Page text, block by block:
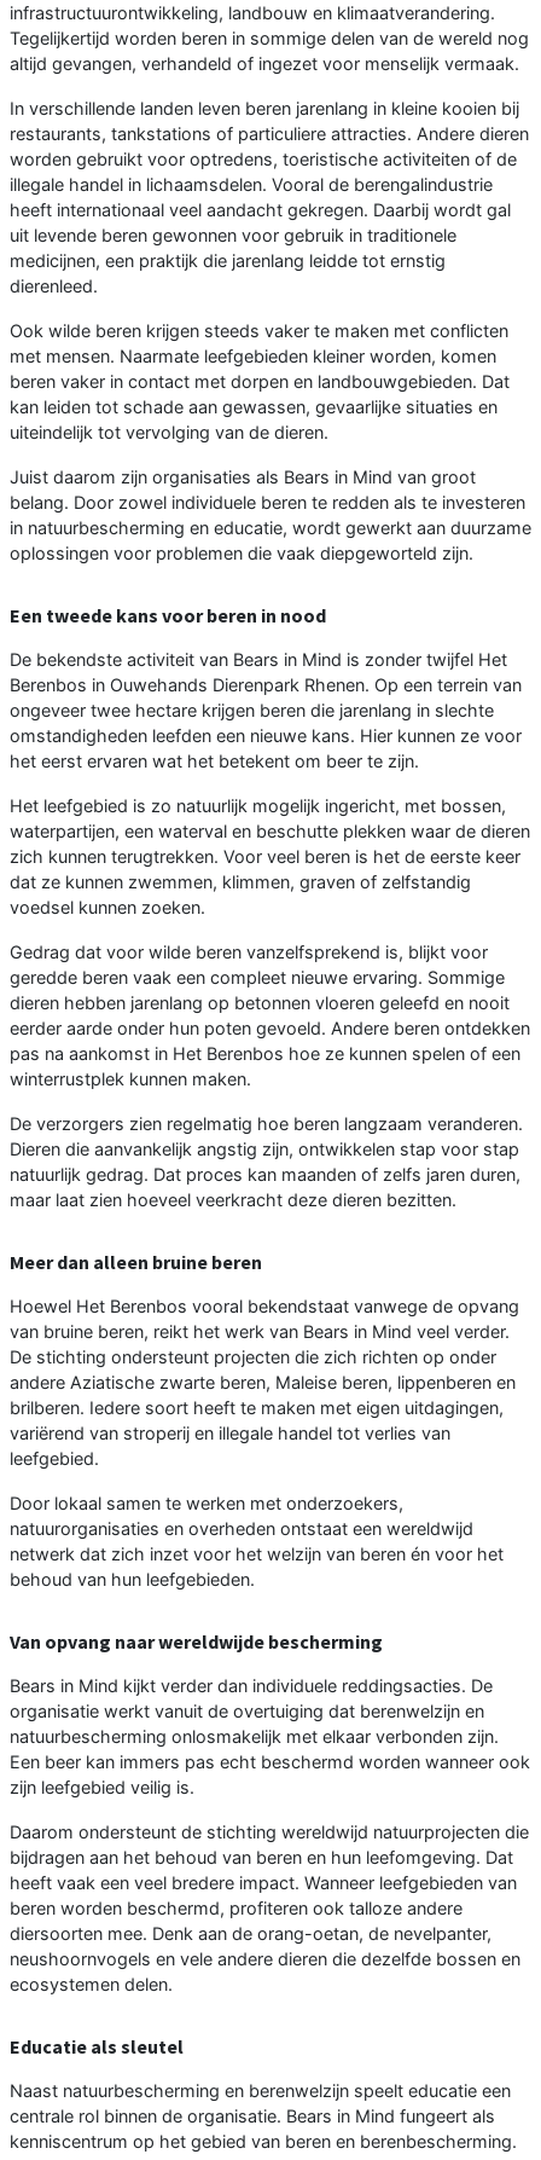
infrastructuurontwikkeling, landbouw en klimaatverandering.
Tegelijkertijd worden beren in sommige delen van de wereld nog
altijd gevangen, verhandeld of ingezet voor menselijk vermaak.
In verschillende landen leven beren jarenlang in kleine kooien bij
restaurants, tankstations of particuliere attracties. Andere dieren
worden gebruikt voor optredens, toeristische activiteiten of de
illegale handel in lichaamsdelen. Vooral de berengalindustrie
heeft internationaal veel aandacht gekregen. Daarbij wordt gal
uit levende beren gewonnen voor gebruik in traditionele
medicijnen, een praktijk die jarenlang leidde tot ernstig
dierenleed.
Ook wilde beren krijgen steeds vaker te maken met conflicten
met mensen. Naarmate leefgebieden kleiner worden, komen
beren vaker in contact met dorpen en landbouwgebieden. Dat
kan leiden tot schade aan gewassen, gevaarlijke situaties en
uiteindelijk tot vervolging van de dieren.
Juist daarom zijn organisaties als Bears in Mind van groot
belang. Door zowel individuele beren te redden als te investeren
in natuurbescherming en educatie, wordt gewerkt aan duurzame
oplossingen voor problemen die vaak diepgeworteld zijn.
Een tweede kans voor beren in nood
De bekendste activiteit van Bears in Mind is zonder twijfel Het
Berenbos in Ouwehands Dierenpark Rhenen. Op een terrein van
ongeveer twee hectare krijgen beren die jarenlang in slechte
omstandigheden leefden een nieuwe kans. Hier kunnen ze voor
het eerst ervaren wat het betekent om beer te zijn.
Het leefgebied is zo natuurlijk mogelijk ingericht, met bossen,
waterpartijen, een waterval en beschutte plekken waar de dieren
zich kunnen terugtrekken. Voor veel beren is het de eerste keer
dat ze kunnen zwemmen, klimmen, graven of zelfstandig
voedsel kunnen zoeken.
Gedrag dat voor wilde beren vanzelfsprekend is, blijkt voor
geredde beren vaak een compleet nieuwe ervaring. Sommige
dieren hebben jarenlang op betonnen vloeren geleefd en nooit
eerder aarde onder hun poten gevoeld. Andere beren ontdekken
pas na aankomst in Het Berenbos hoe ze kunnen spelen of een
winterrustplek kunnen maken.
De verzorgers zien regelmatig hoe beren langzaam veranderen.
Dieren die aanvankelijk angstig zijn, ontwikkelen stap voor stap
natuurlijk gedrag. Dat proces kan maanden of zelfs jaren duren,
maar laat zien hoeveel veerkracht deze dieren bezitten.
Meer dan alleen bruine beren
Hoewel Het Berenbos vooral bekendstaat vanwege de opvang
van bruine beren, reikt het werk van Bears in Mind veel verder.
De stichting ondersteunt projecten die zich richten op onder
andere Aziatische zwarte beren, Maleise beren, lippenberen en
brilberen. Iedere soort heeft te maken met eigen uitdagingen,
variërend van stroperij en illegale handel tot verlies van
leefgebied.
Door lokaal samen te werken met onderzoekers,
natuurorganisaties en overheden ontstaat een wereldwijd
netwerk dat zich inzet voor het welzijn van beren én voor het
behoud van hun leefgebieden.
Van opvang naar wereldwijde bescherming
Bears in Mind kijkt verder dan individuele reddingsacties. De
organisatie werkt vanuit de overtuiging dat berenwelzijn en
natuurbescherming onlosmakelijk met elkaar verbonden zijn.
Een beer kan immers pas echt beschermd worden wanneer ook
zijn leefgebied veilig is.
Daarom ondersteunt de stichting wereldwijd natuurprojecten die
bijdragen aan het behoud van beren en hun leefomgeving. Dat
heeft vaak een veel bredere impact. Wanneer leefgebieden van
beren worden beschermd, profiteren ook talloze andere
diersoorten mee. Denk aan de orang-oetan, de nevelpanter,
neushoornvogels en vele andere dieren die dezelfde bossen en
ecosystemen delen.
Educatie als sleutel
Naast natuurbescherming en berenwelzijn speelt educatie een
centrale rol binnen de organisatie. Bears in Mind fungeert als
kenniscentrum op het gebied van beren en berenbescherming.